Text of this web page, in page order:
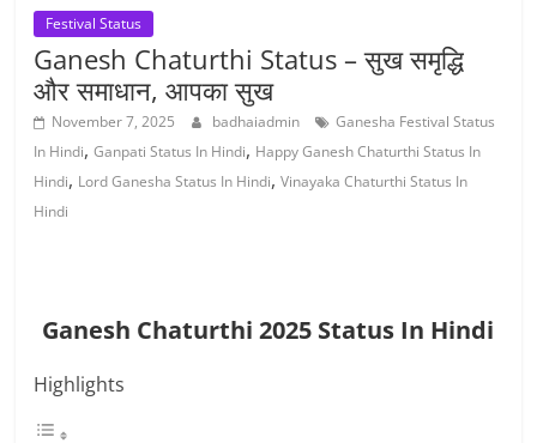
Festival Status
Ganesh Chaturthi Status – सुख समृद्धि
और समाधान, आपका सुख
November 7, 2025 badhaiadmin
Ganesha Festival Status
In Hindi,Ganpati Status In Hindi, Happy Ganesh Chaturthi Status In
Hindi, Lord Ganesha Status In Hindi,Vinayaka Chaturthi Status In
Hindi
Ganesh Chaturthi 2025 Status In Hindi
Highlights